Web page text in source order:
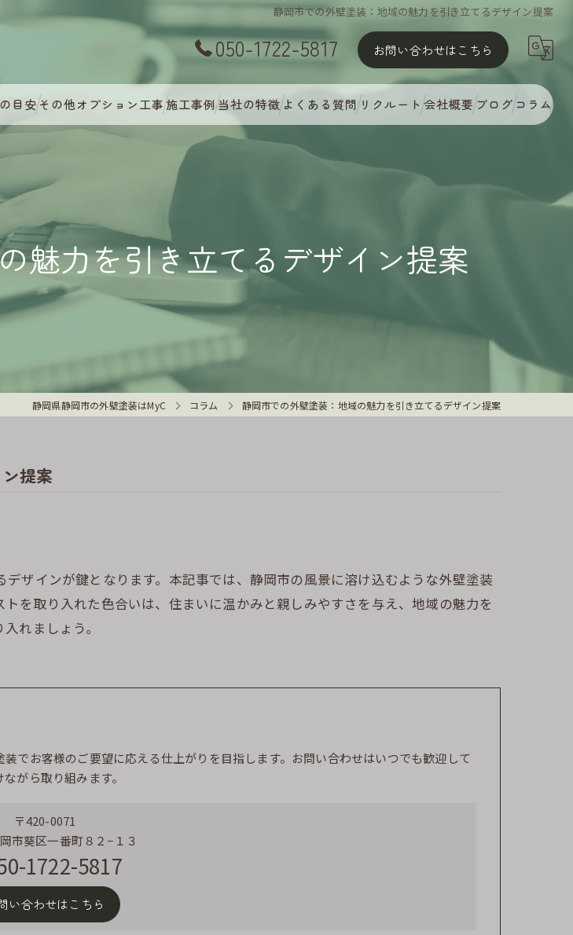
静岡市での外壁塗装：地域の魅力を引き立てるデザイン提案
050-1722-5817 お問い合わせはこちら
目安その他オプション工事施工事例当社の特徴
完璧な下地処理
アフターフォロー・定期点検
よくある質問リクルート 会社概要ブログコラム
魅力を引き立てるデザイン提案
静岡県静岡市の外壁塗装はMyC コラム 静岡市での外壁塗装：地域の魅力を引き立てるデザイン提案
提案
ザインが鍵となります。本記事では、静岡市の風景に溶け込むような外壁塗装
を取り入れた色合いは、住まいに温かみと親しみやすさを与え、地域の魅力を
れましょう。
でお客様のご要望に応える仕上がりを目指します。お問い合わせはいつでも歓迎して
がら取り組みます。
〒420-0071
市葵区一番町８２−１３
1722-5817
い合わせはこちら